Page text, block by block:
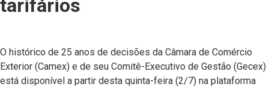
tarifários
O histórico de 25 anos de decisões da Câmara de Comércio
Exterior (Camex) e de seu Comitê-Executivo de Gestão (Gecex)
está disponível a partir desta quinta-feira (2/7) na plataforma